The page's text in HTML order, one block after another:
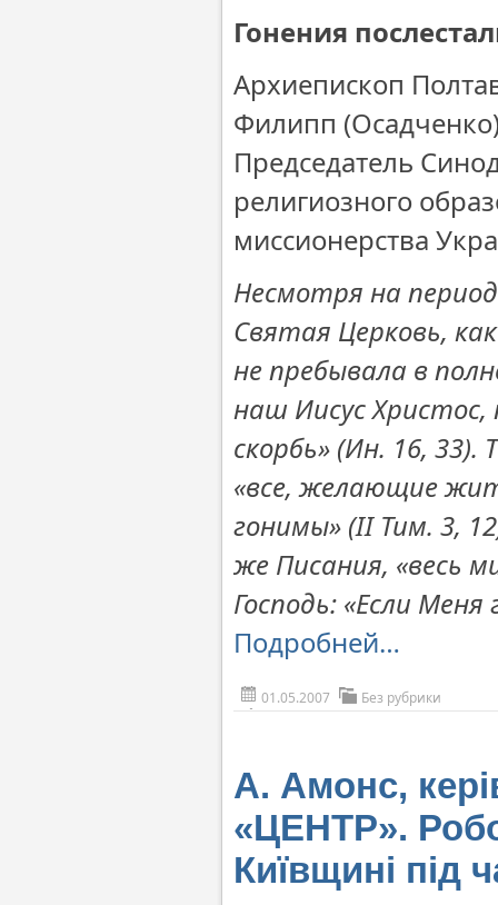
Гонения
Архиепископ
Филипп
Председатель
религиозного
миссионерства
Несмотря на
Святая Церковь,
не пребывала в
наш Иисус
скорбь» (Ин. 16,
«все, желающие
гонимы» (II Тим. 3,
же Писания, «весь
Господь: «Если
Подробней…
01.05.2007 Без рубрики
А. Амонс,
«ЦЕНТР».
Київщині під